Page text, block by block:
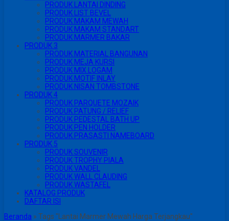
PRODUK LANTAI DINDING
PRODUK LIST BEVEL
PRODUK MAKAM MEWAH
PRODUK MAKAM STANDART
PRODUK MARMER BAKAR
PRODUK 3
PRODUK MATERIAL BANGUNAN
PRODUK MEJA KURSI
PRODUK MIX LOGAM
PRODUK MOTIF INLAY
PRODUK NISAN TOMBSTONE
PRODUK 4
PRODUK PARQUETE MOZAIK
PRODUK PATUNG / RELIEF
PRODUK PEDESTAL BATH UP
PRODUK PEN HOLDER
PRODUK PRASASTI NAMEBOARD
PRODUK 5
PRODUK SOUVENIR
PRODUK TROPHY PIALA
PRODUK VANDEL
PRODUK WALL CLAUDING
PRODUK WASTAFEL
KATALOG PRODUK
DAFTAR ISI
Beranda » Tags "Lantai Marmer Mewah Harga Terjangkau"